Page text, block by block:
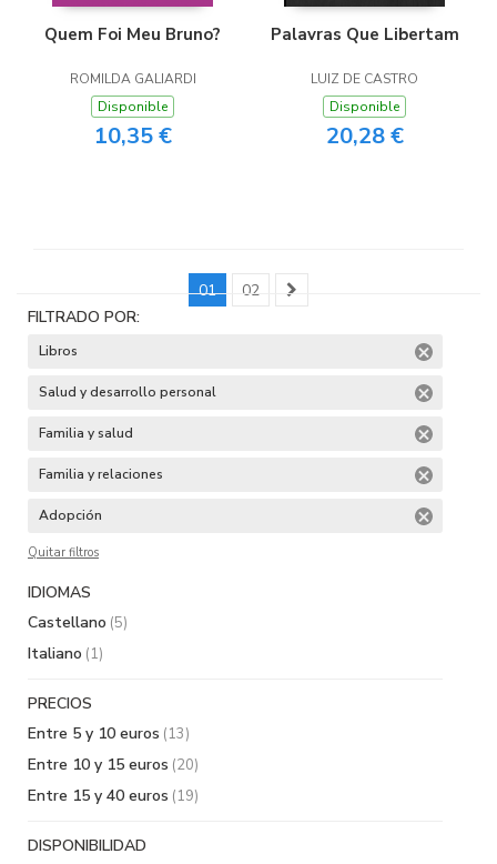
Quem Foi Meu Bruno?
ROMILDA GALIARDI
Disponible
10,35 €
Palavras Que Libertam
LUIZ DE CASTRO
Disponible
20,28 €
01
02
FILTRADO POR:
Libros
Salud y desarrollo personal
Familia y salud
Familia y relaciones
Adopción
Quitar filtros
IDIOMAS
Castellano (5)
Italiano (1)
PRECIOS
Entre 5 y 10 euros (13)
Entre 10 y 15 euros (20)
Entre 15 y 40 euros (19)
DISPONIBILIDAD